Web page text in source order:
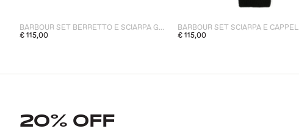
BARBOUR SET BERRETTO E SCIARPA GRIGIO DONNA A QUADRI
€ 115,00
€ 115,00
20% OFF